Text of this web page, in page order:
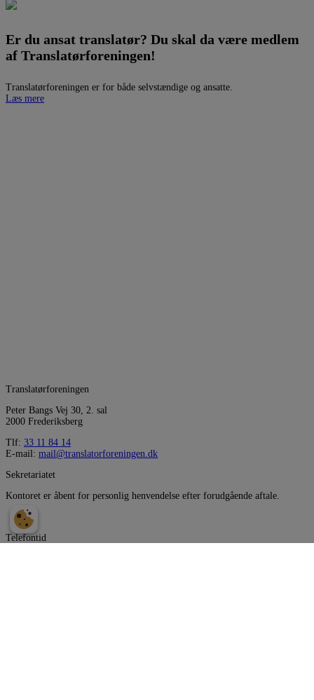
Er du ansat translatør? Du skal da være medlem
af Translatørforeningen!
Translatørforeningen er for både selvstændige og ansatte.
Læs mere
Translatørforeningen
Peter Bangs Vej 30, 2. sal
2000 Frederiksberg
Tlf: 33 11 84 14
E-mail: mail@translatorforeningen.dk
Sekretariatet
Kontoret er åbent for personlig henvendelse efter forudgående aftale.
Telefontid